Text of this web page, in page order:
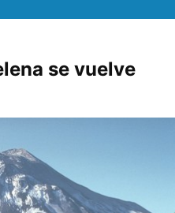
se vuelve